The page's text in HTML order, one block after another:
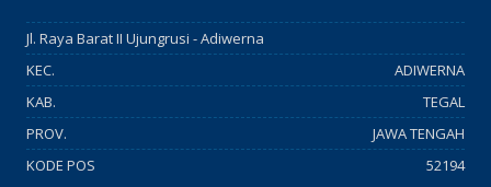
Jl. Raya Barat II Ujungrusi - Adiwerna
KEC.
ADIWERNA
KAB.
TEGAL
PROV.
JAWA TENGAH
KODE POS
52194